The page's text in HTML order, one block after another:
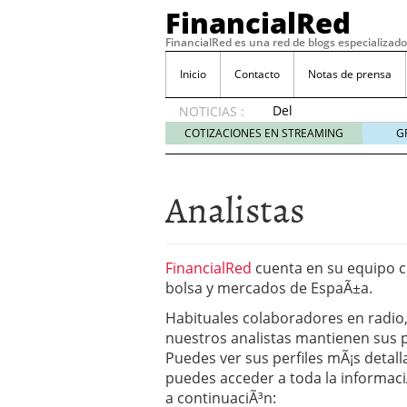
FinancialRed
FinancialRed es una red de blogs
Inicio Contacto Notas de prensa
NOTICIAS :
Del
depósito
a la
está
cambiando
del
ahorro
en
España
05/08/2026
Seguros de convenio
descubren cuando ya
ReseÃ±a de SIFX: Lo
COTIZACIONES EN STREAMING
Analistas
FinancialRed cuenta en su equipo
bolsa y mercados de EspaÃ±a.
Habituales colaboradores en
nuestros analistas mantienen sus
Puedes ver sus perfiles mÃ¡s
puedes acceder a toda la
a continuaciÃ³n: